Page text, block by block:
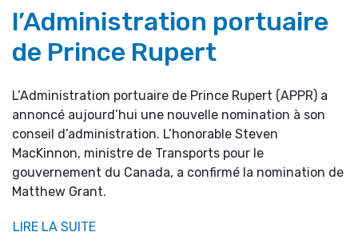
l’Administration portuaire
de Prince Rupert
L’Administration portuaire de Prince Rupert (APPR) a
annoncé aujourd’hui une nouvelle nomination à son
conseil d’administration. L’honorable Steven
MacKinnon, ministre de Transports pour le
gouvernement du Canada, a confirmé la nomination de
Matthew Grant.
LIRE LA SUITE